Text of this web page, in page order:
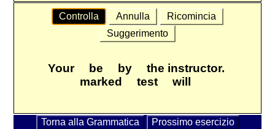
Controlla Annulla
Ricomincia
Suggerimento
Your be by
the instructor.
marked
test will
Torna alla Grammatica Prossimo esercizio